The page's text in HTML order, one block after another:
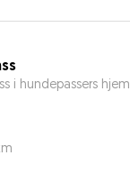
i hundepassers hjem